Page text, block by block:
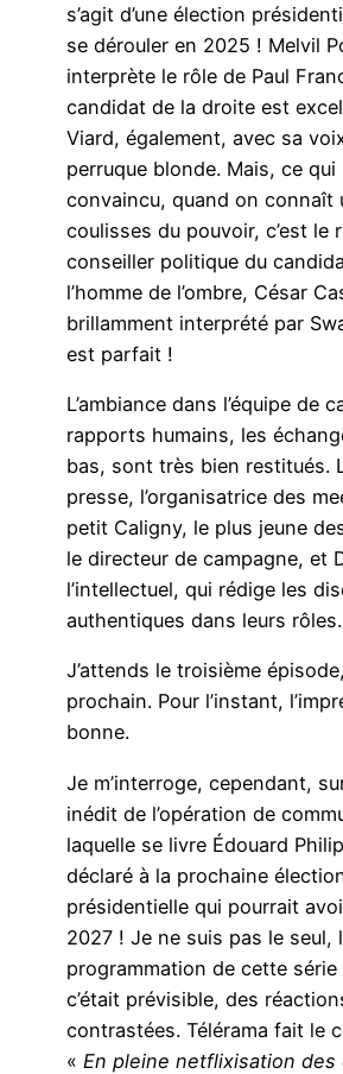
s’agit d’une élection
se dérouler en 2025 ! Melvil
interprète le rôle de Paul
candidat de la droite est
Viard, également, avec sa
perruque blonde. Mais, ce qui
convaincu, quand on connaît
coulisses du pouvoir, c’est le
conseiller politique du
l’homme de l’ombre, César
brillamment interprété par
est parfait !
L’ambiance dans l’équipe de
rapports humains, les
bas, sont très bien restitués.
presse, l’organisatrice des
petit Caligny, le plus jeune
le directeur de campagne, et
l’intellectuel, qui rédige les
authentiques dans leurs rôles.
J’attends le troisième
prochain. Pour l’instant,
bonne.
Je m’interroge, cependant,
inédit de l’opération de
laquelle se livre Édouard
déclaré à la prochaine
présidentielle qui pourrait
2027 ! Je ne suis pas le seul,
programmation de cette série
c’était prévisible, des
contrastées. Télérama fait le
« En pleine netflixisation des